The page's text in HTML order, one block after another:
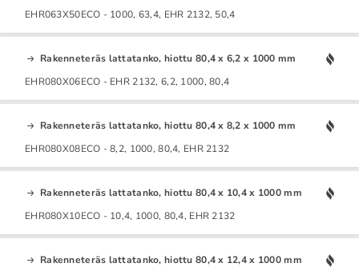
EHR063X50ECO - 1000, 63,4, EHR 2132, 50,4
Rakenneteräs lattatanko, hiottu 80,4 x 6,2 x 1000 mm
EHR080X06ECO - EHR 2132, 6,2, 1000, 80,4
Rakenneteräs lattatanko, hiottu 80,4 x 8,2 x 1000 mm
EHR080X08ECO - 8,2, 1000, 80,4, EHR 2132
Rakenneteräs lattatanko, hiottu 80,4 x 10,4 x 1000 mm
EHR080X10ECO - 10,4, 1000, 80,4, EHR 2132
Rakenneteräs lattatanko, hiottu 80,4 x 12,4 x 1000 mm